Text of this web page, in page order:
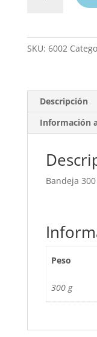
SKU: 6002
Descripción
Información
Bandeja
Peso
300 g